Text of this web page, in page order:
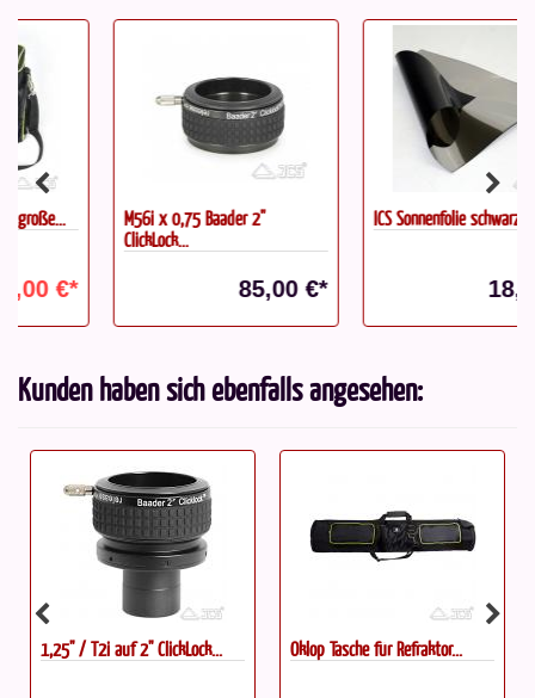
M56i x 0,75 Baader 2"
85,00 €*
ICS Sonnenfolie schwarz/silber...
18,50 €*
Kunden haben sich ebenfalls angesehen:
Oklop Tasche für Refraktor...
Swarovski CL Companion